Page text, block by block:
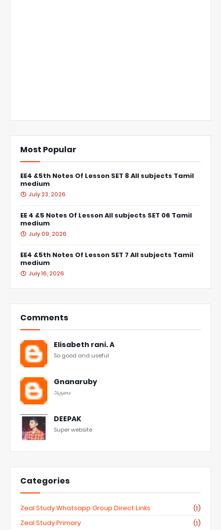
Most Popular
EE4 &5th Notes Of Lesson SET 8 All subjects Tamil
medium
July 23, 2026
EE 4 &5 Notes Of Lesson All subjects SET 06 Tamil
medium
July 09, 2026
EE4 &5th Notes Of Lesson SET 7 All subjects Tamil
medium
July 16, 2026
Comments
Elisabeth rani. A
So good and useful
Gnanaruby
அருமை
DEEPAK
Super website
Categories
Zeal Study Whatsapp Group Direct Links
(1)
Zeal Study Primary
(1)